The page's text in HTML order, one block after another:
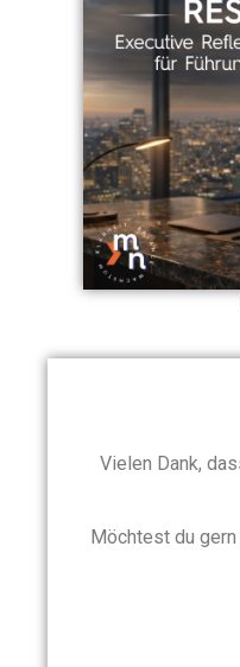
Vielen Dank,
Möchtest du gern